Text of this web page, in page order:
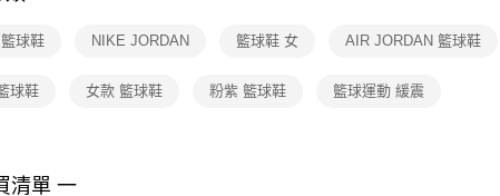
１．透過
交易，需
球鞋 NIKE JORDAN 籃球鞋 女 AIR JORDAN 籃球鞋
球鞋 女款 籃球鞋 粉紫 籃球鞋 籃球運動 緩震
清單 一